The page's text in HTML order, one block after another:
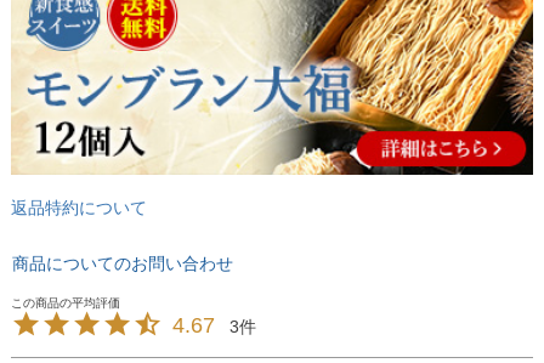
返品特約について
商品についてのお問い合わせ
4.67 3